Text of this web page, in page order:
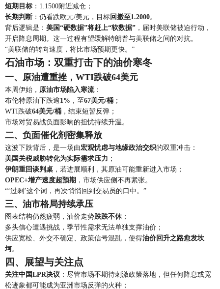
短期目标 ：1.1500附近减仓；
长期判断 ：仍看跌欧元/美元，目标回撤至1.2000。
背后逻辑是： 美国“硬数据”将赶上“软数据” ，届时美联储被迫行动，
开启降息周期。这一过程有望缓解特朗普与美联储之间的对抗。
“美联储的转向速度，将比市场预期更快。”
石油市场：双重打击下的油价寒冬
一、原油遭重挫，WTI跌破64美元
本周伊始， 原油市场陷入寒流：
布伦特原油下跌逾1% ，至67美元/桶 ；
WTI跌破64美元/桶 ，结束短暂反弹；
市场对贸易战负面影响的担忧持续升温。
二、负面催化剂密集释放
这波下跌背后，是一场由宏观忧虑与地缘政治交织的双重冲击：
美国关税威胁转化为实际需求压力 ；
伊朗重回谈判桌 ，若进展顺利，其原油可能重新进入市场；
OPEC+增产速度超预期 ，市场供应侧不再紧张。
“‘过剩’这个词，再次悄悄回到交易员的口中。”
三、油市格局持续承压
图表结构仍然疲弱，油价走势跌跌不休；
多头信心遭遇挑战，季节性需求无法单独支撑油价；
供应宽松、外交不确定、政策信号混乱，使得油价回升之路愈发坎
坷。
四、展望与关注点
关注中国LPR决议 ：尽管市场不期待刺激政策落地，但任何降息或宽
松迹象都可能成为亚洲市场反弹的火种；